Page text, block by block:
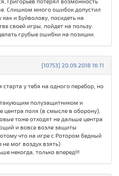
Слишком много ошибок допустил
и Буйволову, посидеть на
своей игры, пойдет на пользу.
грубые ошибки на позиции.
[10753] 20.09.2018 16:11
у тебя на одного перебор, но
полузащитником и
центра поля (в смысле в оборону),
тоже отходят не дальше центра
и вовсе возле защиты
что на игре с Ротором бедный
мог воздух взять)
некогда, только вперед!!!